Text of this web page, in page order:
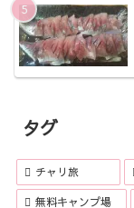
タグ
チャリ旅
無料キャンプ場